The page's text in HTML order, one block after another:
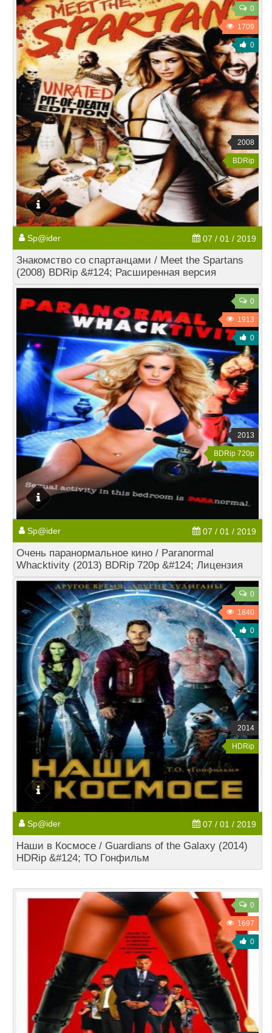
0
1709
0
2008
BDRip
Sp@ider 07 / 01 / 2019
Знакомство со спартанцами / Meet the Spartans
(2008) BDRip &#124; Расширенная версия
0
1913
0
2013
BDRip 720p
Sp@ider 07 / 01 / 2019
Очень паранормальное кино / Paranormal
Whacktivity (2013) BDRip 720p &#124; Лицензия
0
1840
0
2014
HDRip
Sp@ider 07 / 01 / 2019
Наши в Космосе / Guardians of the Galaxy (2014)
HDRip &#124; ТО Гонфильм
0
1697
0